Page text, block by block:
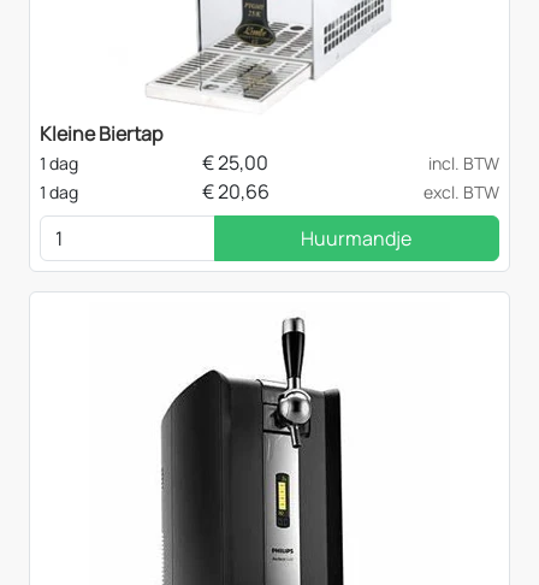
Kleine Biertap
1 dag €25,00
incl. BTW
1 dag
€20,66 excl. BTW
Huurmandje